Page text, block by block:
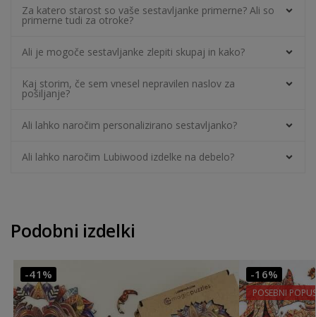
Za katero starost so vaše sestavljanke primerne? Ali so
primerne tudi za otroke?
Ali je mogoče sestavljanke zlepiti skupaj in kako?
Kaj storim, če sem vnesel nepravilen naslov za
pošiljanje?
Ali lahko naročim personalizirano sestavljanko?
Ali lahko naročim Lubiwood izdelke na debelo?
Podobni izdelki
-41% -16%
POSEBNI